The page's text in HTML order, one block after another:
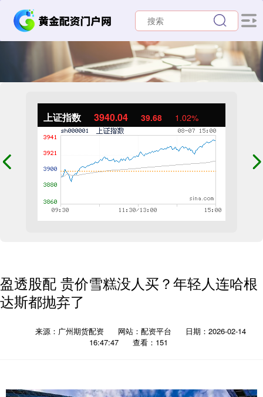
上证指数 3940.04 39.68 1.02%
盈透股配 贵价雪糕没人买？年轻人连哈根
达斯都抛弃了
来源：广州期货配资 网站：配资平台
日期：2026-02-14
16:47:47
查看：151